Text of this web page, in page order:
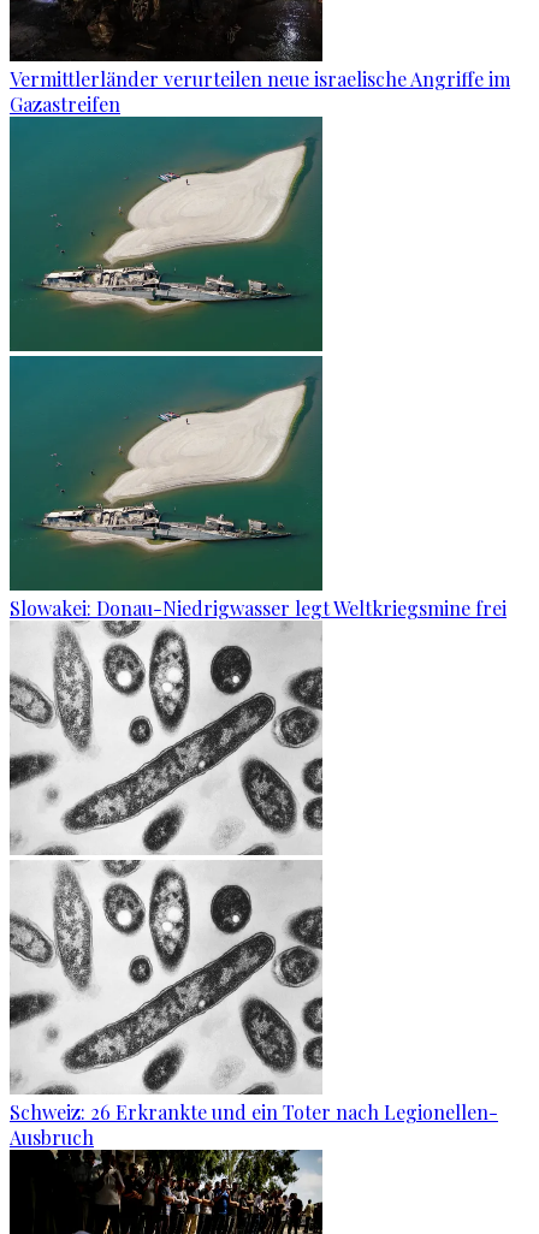
Vermittlerländer verurteilen neue israelische Angriffe im
Gazastreifen
Slowakei: Donau-Niedrigwasser legt Weltkriegsmine frei
Schweiz: 26 Erkrankte und ein Toter nach Legionellen-
Ausbruch